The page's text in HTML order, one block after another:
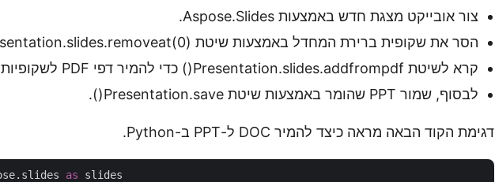
צור אובייקט מצגת חדש באמצעות Aspose.Slides.
הסר את שקופית ברירת המחדל באמצעות שיטת Presentation.slides.removeat(0).
קרא לשיטת Presentation.slides.addfrompdf() כדי להמיר דפי PDF לשקופיות PPT.
לבסוף, שמור PPT שהומר באמצעות שיטת Presentation.save().
דגימת הקוד הבאה מראה כיצד להמיר DOC ל-PPT ב-Python.
as